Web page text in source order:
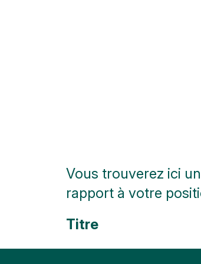
Vous trouverez ici
rapport à votre
Titre